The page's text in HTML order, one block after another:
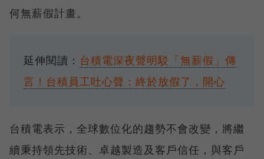
何無薪假計畫。
延伸閱讀： 台積電深夜聲明駁「無薪假」傳
言！台積員工吐心聲：終於放假了，開心
台積電表示，全球數位化的趨勢不會改變，將繼
續秉持領先技術、卓越製造及客戶信任，與客戶